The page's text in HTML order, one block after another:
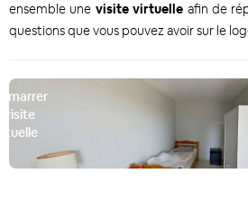
ensemble une visite virtuelle afin de
questions que vous pouvez avoir sur le
visite